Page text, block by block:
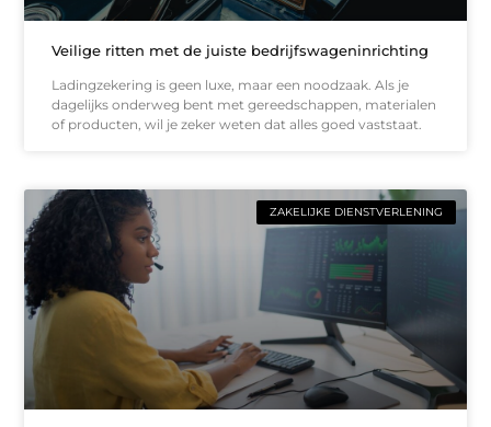
Veilige ritten met de juiste bedrijfswageninrichting
Ladingzekering is geen luxe, maar een noodzaak. Als je
dagelijks onderweg bent met gereedschappen, materialen
of producten, wil je zeker weten dat alles goed vaststaat.
ZAKELIJKE DIENSTVERLENING